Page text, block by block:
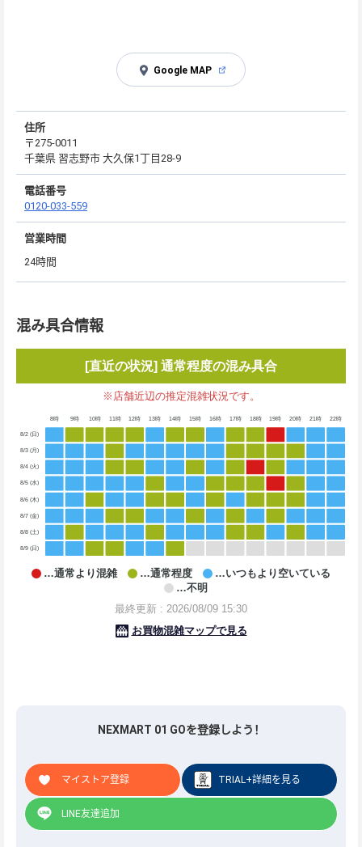
Google MAP
住所
〒275-0011
千葉県 習志野市 大久保1丁目28-9
電話番号
0120-033-559
営業時間
24時間
混み具合情報
NEXMART 01 GOを登録しよう！
マイストア登録 TRIAL+詳細を見る
LINE友達追加